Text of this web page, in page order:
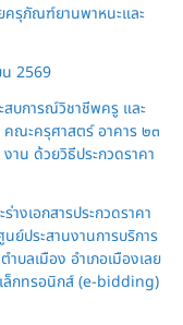
ครุภัณฑ์ยานพาหนะและ
น 2569
สบการณ์วิชาชีพครู และ
คณะครุศาสตร์ อาคาร ๒๓
าน ด้วยวิธีประกวดราคา
างเอกสารประกวดราคา
ย์ประสานงานการบริการ
บลเมือง อำเภอเมืองเลย
ล็กทรอนิกส์ (e-bidding)